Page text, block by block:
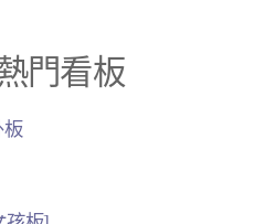
門看板
板